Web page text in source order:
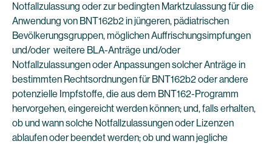
Notfallzulassung oder zur bedingten Marktzulassung für die
Anwendung von BNT162b2 in jüngeren, pädiatrischen
Bevölkerungsgruppen, möglichen Auffrischungsimpfungen
und/oder weitere BLA-Anträge und/oder
Notfallzulassungen oder Anpassungen solcher Anträge in
bestimmten Rechtsordnungen für BNT162b2 oder andere
potenzielle Impfstoffe, die aus dem BNT162-Programm
hervorgehen, eingereicht werden können; und, falls erhalten,
ob und wann solche Notfallzulassungen oder Lizenzen
ablaufen oder beendet werden; ob und wann jegliche